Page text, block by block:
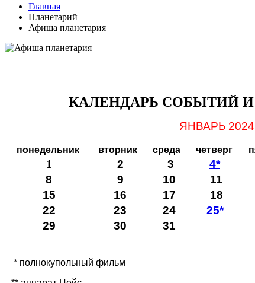
Главная
Планетарий
Афиша планетария
КАЛЕНДАРЬ СОБЫТИЙ
ЯНВАРЬ 2024
понедельник вторник среда четверг
1 2 3 4*
8
9 10 11
15
16 17 18
22
23 24 25*
29
30 31
* полнокупольный фильм